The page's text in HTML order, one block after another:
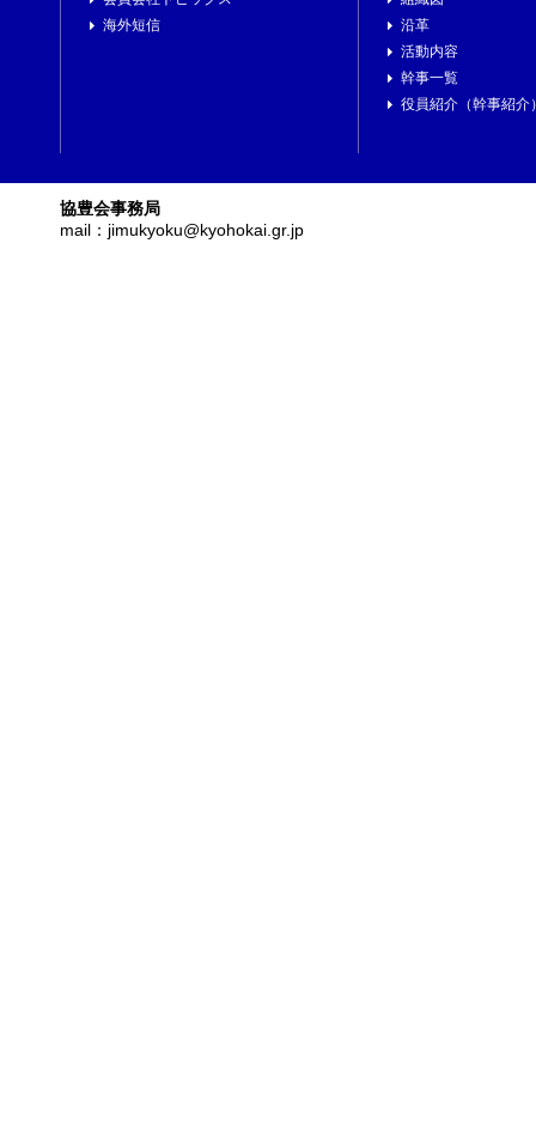
海外短信
沿革
活動内容
幹事一覧
役員紹介（幹事紹介
協豊会事務局
mail：jimukyoku@kyohokai.gr.jp